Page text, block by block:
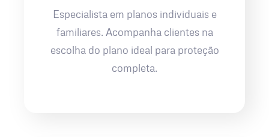
Especialista em planos individuais e
familiares. Acompanha clientes na
escolha do plano ideal para proteção
completa.